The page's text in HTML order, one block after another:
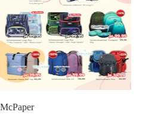
McPaper